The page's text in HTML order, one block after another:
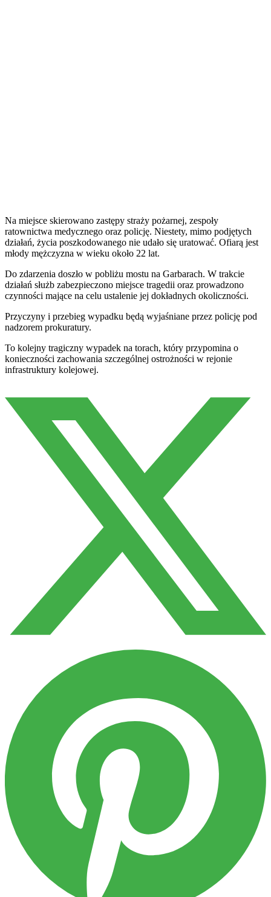
Na miejsce skierowano zastępy straży pożarnej, zespoły
ratownictwa medycznego oraz policję. Niestety, mimo podjętych
działań, życia poszkodowanego nie udało się uratować. Ofiarą jest
młody mężczyzna w wieku około 22 lat.
Do zdarzenia doszło w pobliżu mostu na Garbarach. W trakcie
działań służb zabezpieczono miejsce tragedii oraz prowadzono
czynności mające na celu ustalenie jej dokładnych okoliczności.
Przyczyny i przebieg wypadku będą wyjaśniane przez policję pod
nadzorem prokuratury.
To kolejny tragiczny wypadek na torach, który przypomina o
konieczności zachowania szczególnej ostrożności w rejonie
infrastruktury kolejowej.